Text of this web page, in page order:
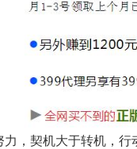
，契机大于转机，行